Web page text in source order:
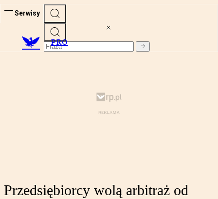
Serwisy
PRO
Przedsiębiorcy wolą arbitraż od